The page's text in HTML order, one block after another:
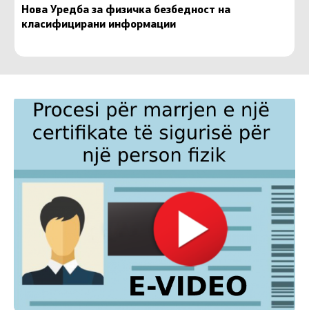
Нова Уредба за физичка безбедност на
класифицирани информации